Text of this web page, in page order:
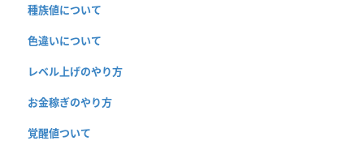
種族値について
色違いについて
レベル上げのやり方
お金稼ぎのやり方
覚醒値ついて